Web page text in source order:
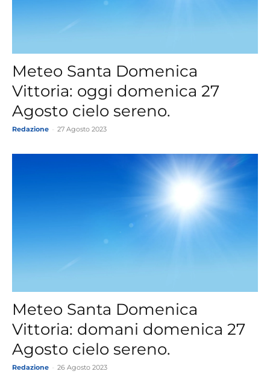
Meteo Santa Domenica
Vittoria: oggi domenica 27
Agosto cielo sereno.
Redazione 27 Agosto 2023
Meteo Santa Domenica
Vittoria: domani domenica 27
Agosto cielo sereno.
Redazione 26 Agosto 2023